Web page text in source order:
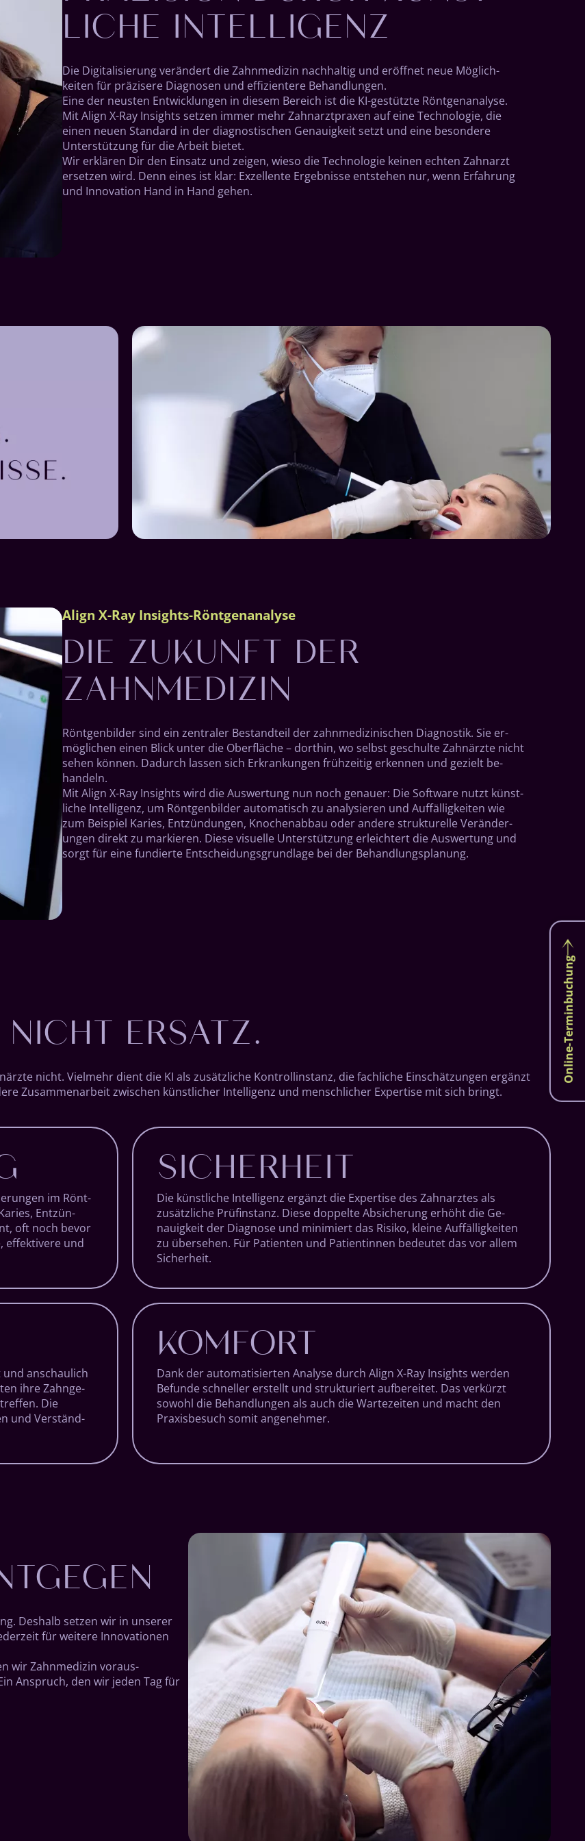
LICHE INTELLI­GENZ
Die Digitalisierung verändert die Zahn­medi­zin nach­haltig und er­öffnet neue Mög­lich­
keiten für präzisere Diag­nosen und effi­zientere Be­hand­lungen.
Eine der neusten Ent­wick­lungen in diesem Bereich ist die KI-ge­stützte Rönt­gen­ana­lyse.
Mit Align X-Ray Insights setzen immer mehr Zahn­arzt­praxen auf eine Tech­nolo­gie, die
einen neuen Stan­dard in der diag­nos­tischen Ge­nauig­keit setzt und eine be­sondere
Unter­stützung für die Arbeit bie­tet.
Wir erklären Dir den Ein­satz und zeigen, wieso die Tech­nolo­gie keinen echten Zahn­arzt
er­setzen wird. Denn eines ist klar: Exzellente Er­ge­bnisse ent­stehen nur, wenn Er­fahrung
und Inno­vation Hand in Hand gehen.
Align X-Ray Insights-Röntgenanalyse
DIE ZUKUNFT DER
ZAHNMEDIZIN
Röntgenbilder sind ein zentraler Bestandteil der zahn­medi­zin­ischen Diag­nos­tik. Sie er­
mög­lichen einen Blick unter die Ober­fläche – dort­hin, wo selbst ge­schulte Zahn­ärzte nicht
sehen können. Dadurch lassen sich Er­krank­ungen früh­zeitig er­kennen und ge­zielt be­
handeln.
Mit Align X-Ray Insights wird die Aus­wertung nun noch genauer: Die Soft­ware nutzt künst­
liche Intelli­genz, um Rönt­gen­bilder auto­matisch zu ana­lysieren und Auf­fällig­keiten wie
zum Beispiel Karies, Ent­zün­dungen, Knochen­ab­bau oder andere struktur­elle Ver­änder­
ungen direkt zu markieren. Diese visuelle Unter­stützung er­leichtert die Aus­wer­tung und
sorgt für eine fun­dierte Ent­schei­dungs­grund­lage bei der Be­hand­lungs­pla­nung.
ERSATZ.
nicht. Viel­mehr dient die KI als zu­sätz­liche Kontroll­instanz, die fach­liche Ein­schätz­ungen er­gänzt
Zu­sammen­arbeit zwischen künst­licher Intelli­genz und menschlicher Expertise mit sich bringt.
im Rönt­
Ent­zün­
oft noch bevor
effek­tivere und
SICHERHEIT
Die künstliche Intelli­genz er­gänzt die Exper­tise des Zahn­arztes als
zusätzliche Prüf­instanz. Diese doppelte Ab­sicher­ung er­höht die Ge­
nauig­keit der Diag­nose und mini­miert das Risiko, kleine Auf­fällig­keiten
zu über­sehen. Für Patienten und Patientinnen be­deutet das vor allem
Sicher­heit.
an­schau­lich
ihre Zahn­ge­
Die
und Ver­ständ­
KOMFORT
Dank der auto­mati­sierten Analyse durch Align X-Ray Insights werden
Be­funde schneller er­stellt und struk­tur­iert auf­be­reitet. Das ver­kürzt
sowohl die Be­hand­lungen als auch die Warte­zeiten und macht den
Praxis­besuch somit an­ge­nehmer.
Deshalb setzen wir in unserer
für weitere Inno­vati­onen
wir Zahn­medi­zin vor­aus­
An­spruch, den wir jeden Tag für
Online-Terminbuchung